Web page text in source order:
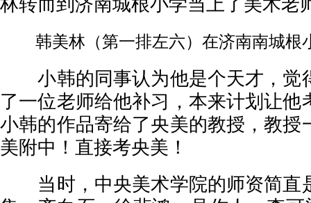
林转而到济南城根小学当上了美术老
韩美林（第一排左六）在济南南城根
小韩的同事认为他是个天才，觉
了一位老师给他补习，本来计划让他
小韩的作品寄给了央美的教授，教授
美附中！直接考央美！
当时，中央美术学院的师资简直